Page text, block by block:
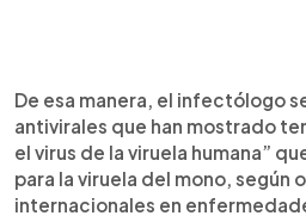
De esa manera, el infectólogo
antivirales que han mostrado
el virus de la viruela humana”
para la viruela del mono, según
internacionales en